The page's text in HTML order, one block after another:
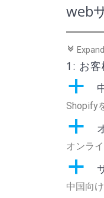
web
c
1: お
a
Shopify
a
オンラ
a
中国向